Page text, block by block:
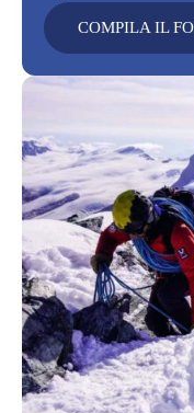
COMPILA IL